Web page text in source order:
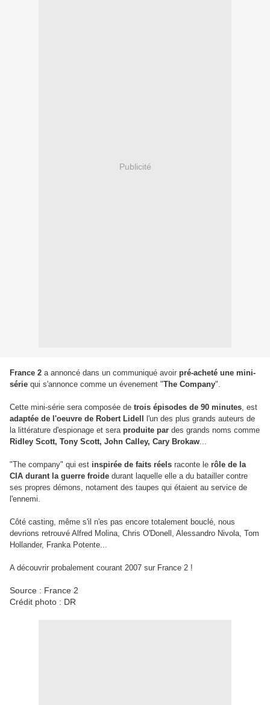
Publicité
France 2 a annoncé dans un communiqué avoir pré-acheté une mini-
série qui s'annonce comme un évenement "The Company".
Cette mini-série sera composée de trois épisodes de 90 minutes, est
adaptée de l'oeuvre de Robert Lidell
l'un des plus grands auteurs de
la littérature d'espionage et sera produite par des grands noms comme
Ridley Scott, Tony Scott, John Calley, Cary Brokaw...
"The company" qui est inspirée de faits réels raconte le rôle de la
CIA durant la guerre froide durant laquelle elle a du batailler contre
ses propres démons, notament des taupes qui étaient au service de
l'ennemi.
Côté casting, même s'il n'es pas encore totalement bouclé, nous
devrions retrouvé Alfred Molina, Chris O'Donell, Alessandro Nivola, Tom
Hollander, Franka Potente...
A découvrir probalement courant 2007 sur France 2 !
Source : France 2
Crédit photo : DR